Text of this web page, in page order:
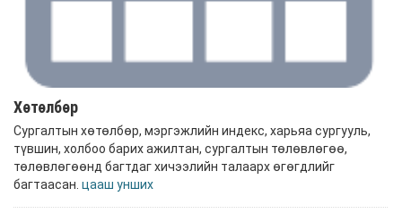
Хөтөлбөр
Сургалтын хөтөлбөр, мэргэжлийн индекс, харьяа сургууль,
түвшин, холбоо барих ажилтан, сургалтын төлөвлөгөө,
төлөвлөгөөнд багтдаг хичээлийн талаарх өгөгдлийг
багтаасан. цааш унших